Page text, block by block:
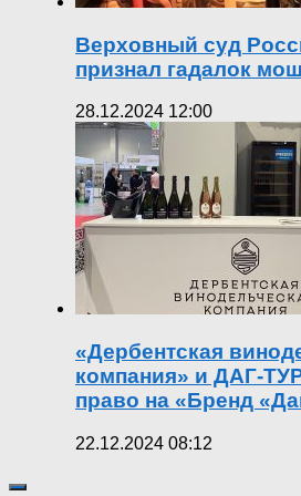
Верховный суд
признал гадалок
28.12.2024 12:00
«Дербентская
компания» и ДАГ-
право на «Бренд
22.12.2024 08:12